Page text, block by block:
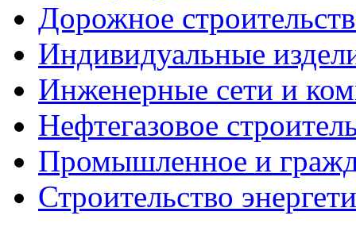
Дорожное
Индивидуальные
Инженерные сети и
Нефтегазовое
Промышленное и
Строительство